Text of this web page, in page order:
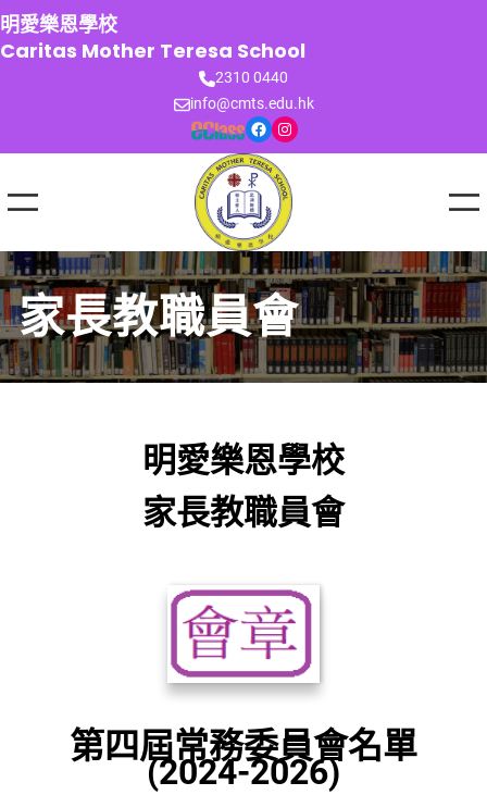
跳
至
主
明愛樂恩學校
Caritas Mother Teresa School
2310 0440
info@cmts.edu.hk
Facebook Instagram
家長教職員會
明愛樂恩學校
家長教職員會
第四屆常務委員會名單
(2024-2026)